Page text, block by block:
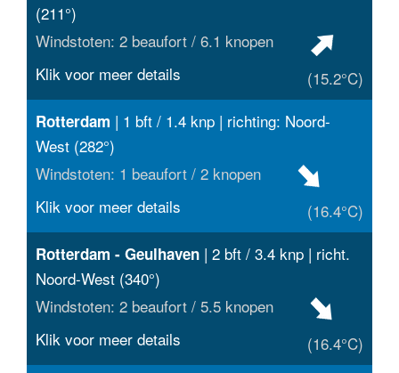
(211°)
Windstoten: 2 beaufort / 6.1 knopen
(15.2°C)
Klik voor meer details
Rotterdam | 1 bft / 1.4 knp | richting: Noord-
West (282°)
Windstoten: 1 beaufort / 2 knopen
(16.4°C)
Klik voor meer details
Rotterdam - Geulhaven | 2 bft / 3.4 knp | richt.
Noord-West (340°)
Windstoten: 2 beaufort / 5.5 knopen
(16.4°C)
Klik voor meer details